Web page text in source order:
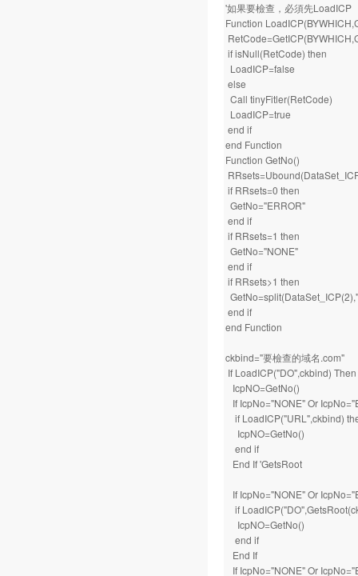
'如果要檢查，必須先LoadICP
Function
if isNull(RetCode) then
LoadICP=false
else
Call tinyFitler(RetCode)
LoadICP=true
end if
end Function
Function GetNo()
if RRsets=0 then
GetNo="ERROR"
end if
if RRsets=1 then
GetNo="NONE"
end if
if RRsets>1 then
end if
end Function
ckbind="要檢查的域名.com"
If LoadICP("DO",ckbind) Then
IcpNO=GetNo()
If IcpNo="NONE" Or
if LoadICP("URL",ckbind)
IcpNO=GetNo()
end if
End If 'GetsRoot
If IcpNo="NONE" Or
if
IcpNO=GetNo()
end if
End If
If IcpNo="NONE" Or